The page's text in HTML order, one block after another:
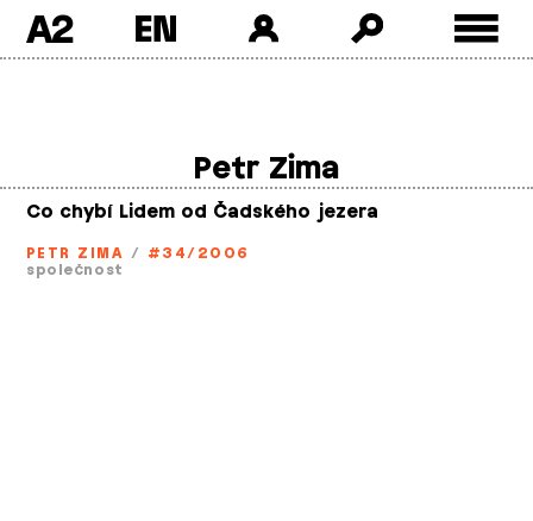
A2
Petr Zima
Co chybí Lidem od Čadského jezera
PETR ZIMA / #34/2006
společnost